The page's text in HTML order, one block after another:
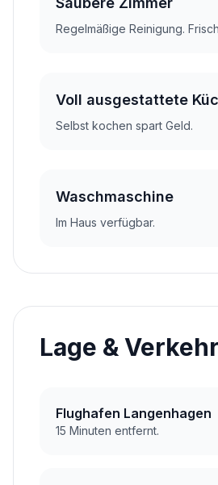
Regelmäßige Reinigung.
Voll ausgestattete
Selbst kochen spart Geld.
Waschmaschine
Im Haus verfügbar.
Lage & Verkehr
Flughafen Langenhagen
15 Minuten entfernt.